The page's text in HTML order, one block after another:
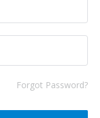
Forgot Password?